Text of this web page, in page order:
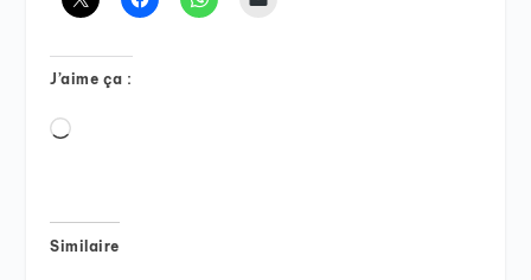
J’aime ça :
Chargement…
Similaire